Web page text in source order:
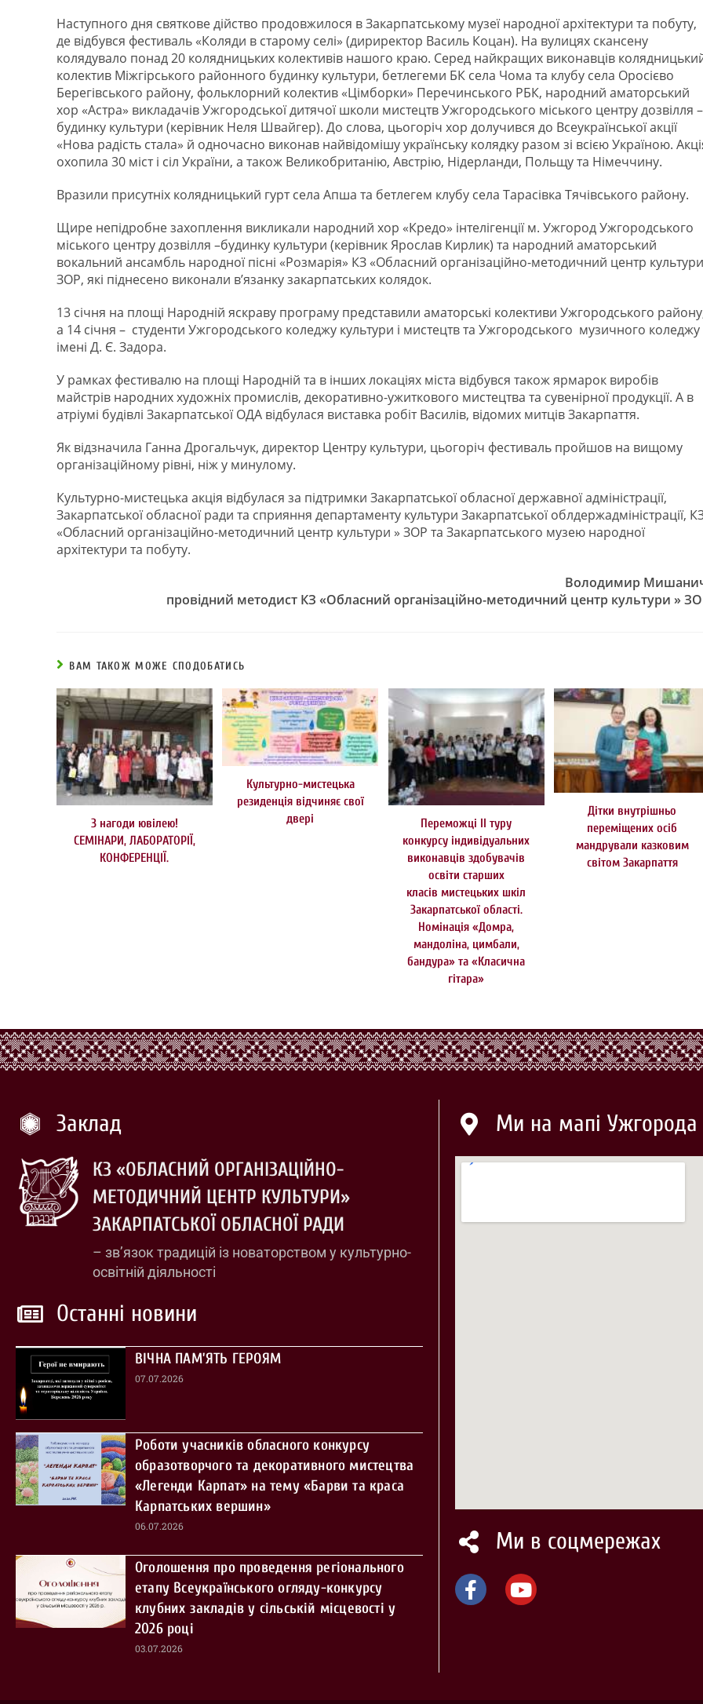
Наступного дня святкове дійство продовжилося в Закарпатському музеї народної архітектури та побуту,
де відбувся фестиваль «Коляди в старому селі» (дириректор Василь Коцан). На вулицях скансену
колядувало понад 20 колядницьких колективів нашого краю. Серед найкращих виконавців
колектив Міжгірського районного будинку культури, бетлегеми БК села Чома та клубу села Оросієво
Берегівського району, фольклорний колектив «Цімборки» Перечинського РБК, народний аматорський
хор «Астра» викладачів Ужгородської дитячої школи мистецтв Ужгородського міського центру дозвілля –
будинку культури (керівник Неля Швайгер). До слова, цьогоріч хор долучився до Всеукраїнської акції
«Нова радість стала» й одночасно виконав найвідомішу українську колядку разом зі всією Україною.
охопила 30 міст і сіл України, а також Великобританію, Австрію, Нідерланди, Польщу та Німеччину.
Вразили присутніх колядницький гурт села Апша та бетлегем клубу села Тарасівка Тячівського району.
Щире непідробне захоплення викликали народний хор «Кредо» інтелігенції м. Ужгород Ужгородського
міського центру дозвілля –будинку культури (керівник Ярослав Кирлик) та народний аматорський
вокальний ансамбль народної пісні «Розмарія» КЗ «Обласний організаційно-методичний центр
ЗОР, які піднесено виконали в’язанку закарпатських колядок.
13 січня на площі Народній яскраву програму представили аматорські колективи Ужгородського
а 14 січня – студенти Ужгородського коледжу культури і мистецтв та Ужгородського музичного коледжу
імені Д. Є. Задора.
У рамках фестивалю на площі Народній та в інших локаціях міста відбувся також ярмарок виробів
майстрів народних художніх промислів, декоративно-ужиткового мистецтва та сувенірної продукції. А в
атріумі будівлі Закарпатської ОДА відбулася виставка робіт Василів, відомих митців Закарпаття.
Як відзначила Ганна Дрогальчук, директор Центру культури, цьогоріч фестиваль пройшов на вищому
організаційному рівні, ніж у минулому.
Культурно-мистецька акція відбулася за підтримки Закарпатської обласної державної адміністрації,
Закарпатської обласної ради та сприяння департаменту культури Закарпатської облдержадміністрації,
«Обласний організаційно-методичний центр культури » ЗОР та Закарпатського музею народної
архітектури та побуту.
Володимир
провідний методист КЗ «Обласний організаційно-методичний центр культури »
ВАМ ТАКОЖ МОЖЕ СПОДОБАТИСЬ
З нагоди ювілею!
СЕМІНАРИ, ЛАБОРАТОРІЇ,
КОНФЕРЕНЦІЇ.
Культурно-мистецька
резиденція відчиняє свої
двері
Переможці ІІ туру
конкурсу індивідуальних
виконавців здобувачів
освіти старших
класів мистецьких шкіл
Закарпатської області.
Номінація «Домра,
мандоліна, цимбали,
бандура» та «Класична
гітара»
Дітки внутрішньо
переміщених осіб
мандрували казковим
світом Закарпаття
Заклад
КЗ «ОБЛАСНИЙ ОРГАНІЗАЦІЙНО-
МЕТОДИЧНИЙ ЦЕНТР КУЛЬТУРИ»
ЗАКАРПАТСЬКОЇ ОБЛАСНОЇ РАДИ
– зв’язок традицій із новаторством у культурно-
освітній діяльності
Останні новини
ВІЧНА ПАМ’ЯТЬ ГЕРОЯМ
07.07.2026
Роботи учасників обласного конкурсу
образотворчого та декоративного мистецтва
«Легенди Карпат» на тему «Барви та краса
Карпатських вершин»
06.07.2026
Оголошення про проведення регіонального
етапу Всеукраїнського огляду-конкурсу
клубних закладів у сільській місцевості у
2026 році
03.07.2026
Ми на мапі Ужгорода
Ми в соцмережах